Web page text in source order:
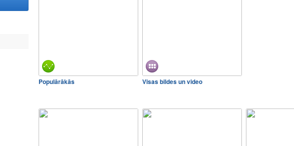
Populārākās Visas bildes un video